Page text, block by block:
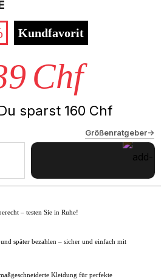
Kundfavorit
Chf
sparst 160 Chf
Größenratgeber->
In den Warenkorb
– testen Sie in Ruhe!
später bezahlen – sicher und einfach mit
Kleidung für perfekte